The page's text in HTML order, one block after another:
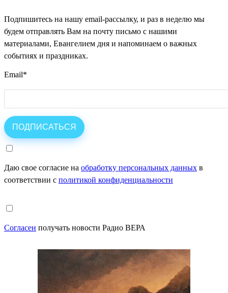
Подпишитесь на нашу email-рассылку, и раз в неделю мы
будем отправлять Вам на почту письмо с нашими
материалами, Евангелием дня и напоминаем о важных
событиях и праздниках.
Email*
Даю свое согласие на обработку персональных данных в
соответствии с политикой конфиденциальности
Согласен получать новости Радио ВЕРА